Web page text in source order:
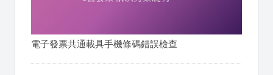
電子發票共通載具手機條碼錯誤檢查